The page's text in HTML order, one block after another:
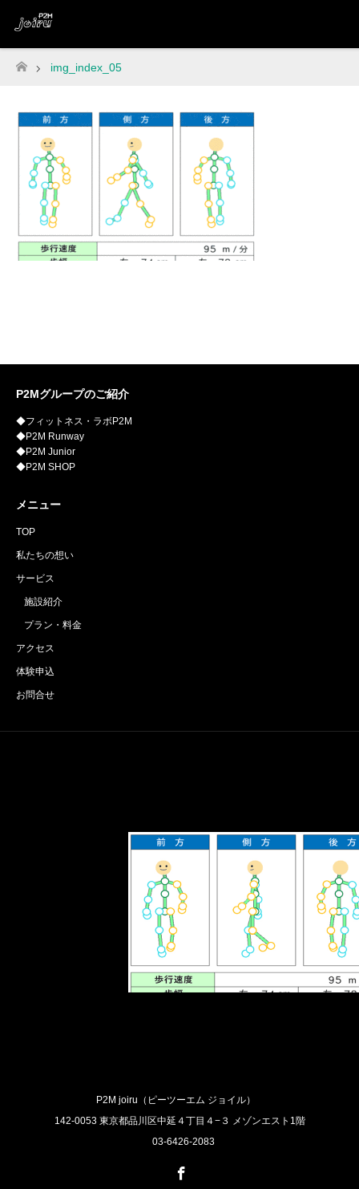
ホーム
img_index_05
P2Mグループのご紹介
◆フィットネス・ラボP2M
◆P2M Runway
◆P2M Junior
◆P2M SHOP
メニュー
TOP
私たちの想い
サービス
施設紹介
プラン・料金
アクセス
体験申込
お問合せ
P2M joiru（ピーツーエム ジョイル）
142-0053 東京都品川区中延４丁目４−３ メゾンエスト1階
03-6426-2083